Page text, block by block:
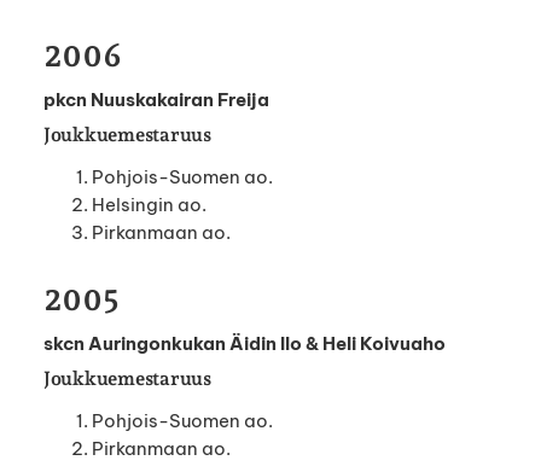
2006
pkcn Nuuskakairan Freija
Joukkuemestaruus
Pohjois-Suomen ao.
Helsingin ao.
Pirkanmaan ao.
2005
skcn Auringonkukan Äidin Ilo & Heli Koivuaho
Joukkuemestaruus
Pohjois-Suomen ao.
Pirkanmaan ao.